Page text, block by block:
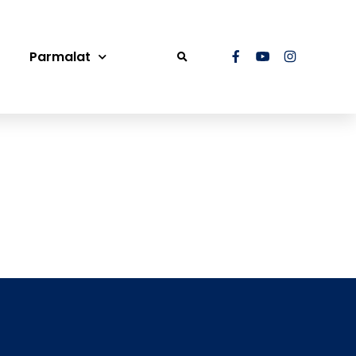
Parmalat